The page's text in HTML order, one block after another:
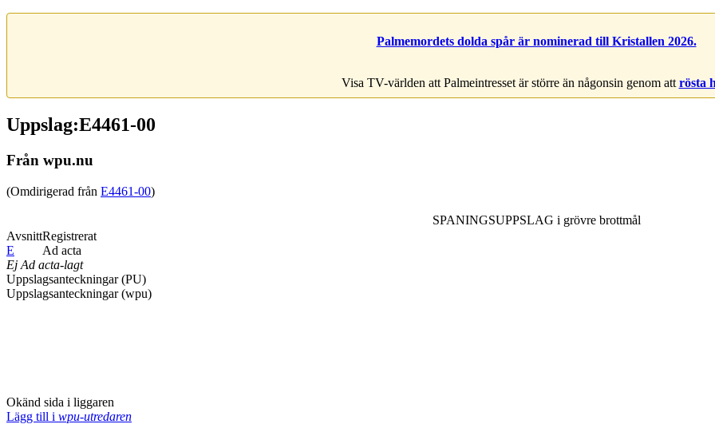
Palmemordets dolda spår är nominerad till Kristallen 2026.
Visa TV-världen att Palmeintresset är större än någonsin genom att rösta
Uppslag:E4461-00
Från wpu.nu
(Omdirigerad från E4461-00)
SPANINGSUPPSLAG i grövre brottmål
Avsnitt
E
Registrerat
Ad acta
Ej Ad acta-lagt
Uppslagsanteckningar (PU)
Uppslagsanteckningar (wpu)
Okänd sida i liggaren
Lägg till i wpu-utredaren